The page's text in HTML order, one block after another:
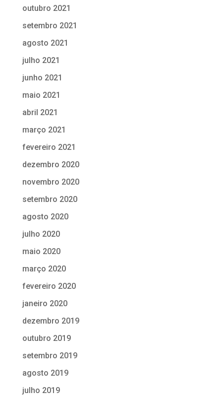
outubro 2021
setembro 2021
agosto 2021
julho 2021
junho 2021
maio 2021
abril 2021
março 2021
fevereiro 2021
dezembro 2020
novembro 2020
setembro 2020
agosto 2020
julho 2020
maio 2020
março 2020
fevereiro 2020
janeiro 2020
dezembro 2019
outubro 2019
setembro 2019
agosto 2019
julho 2019